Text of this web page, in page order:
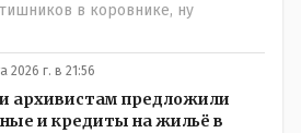
в коровнике, ну
2026 г. в 21:56
архивистам предложили
и кредиты на жильё в